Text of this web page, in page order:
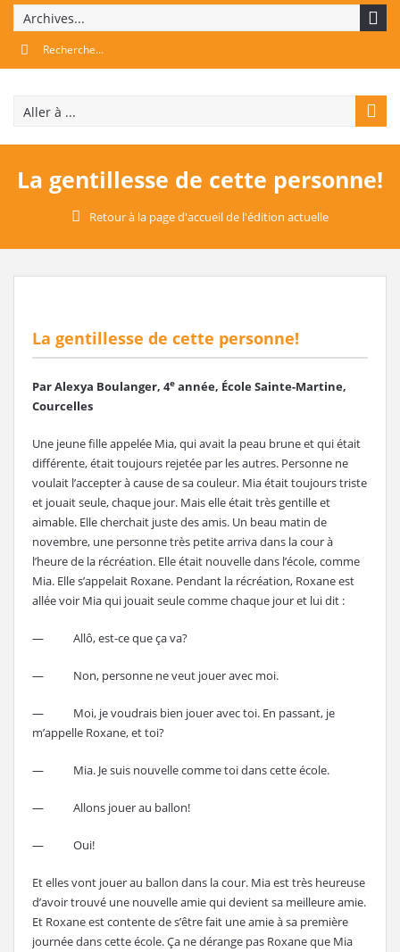
Archives...
Aller à ...
La gentillesse de cette personne!
Retour à la page d'accueil de l'édition actuelle
La gentillesse de cette personne!
Par Alexya Boulanger, 4e année, École Sainte-Martine,
Courcelles
Une jeune fille appelée Mia, qui avait la peau brune et qui était
différente, était toujours rejetée par les autres. Personne ne
voulait l’accepter à cause de sa couleur. Mia était toujours triste
et jouait seule, chaque jour. Mais elle était très gentille et
aimable. Elle cherchait juste des amis. Un beau matin de
novembre, une personne très petite arriva dans la cour à
l’heure de la récréation. Elle était nouvelle dans l’école, comme
Mia. Elle s’appelait Roxane. Pendant la récréation, Roxane est
allée voir Mia qui jouait seule comme chaque jour et lui dit :
— Allô, est-ce que ça va?
— Non, personne ne veut jouer avec moi.
— Moi, je voudrais bien jouer avec toi. En passant, je
m’appelle Roxane, et toi?
— Mia. Je suis nouvelle comme toi dans cette école.
— Allons jouer au ballon!
— Oui!
Et elles vont jouer au ballon dans la cour. Mia est très heureuse
d’avoir trouvé une nouvelle amie qui devient sa meilleure amie.
Et Roxane est contente de s’être fait une amie à sa première
journée dans cette école. Ça ne dérange pas Roxane que Mia